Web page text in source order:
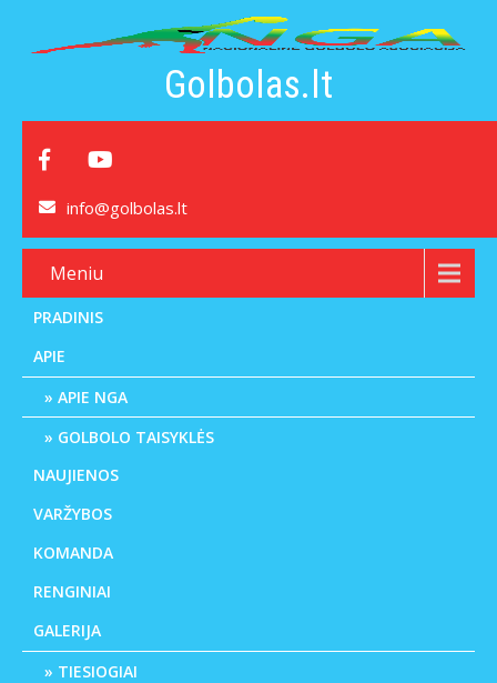
Golbolas.lt
info@golbolas.lt
Meniu
PRADINIS
APIE
APIE NGA
GOLBOLO TAISYKLĖS
NAUJIENOS
VARŽYBOS
KOMANDA
RENGINIAI
GALERIJA
TIESIOGIAI